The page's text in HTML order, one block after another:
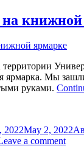
бывших
в
школе
на
ярмарка. Мы
руками.
2022May 2, 2022
a commenton